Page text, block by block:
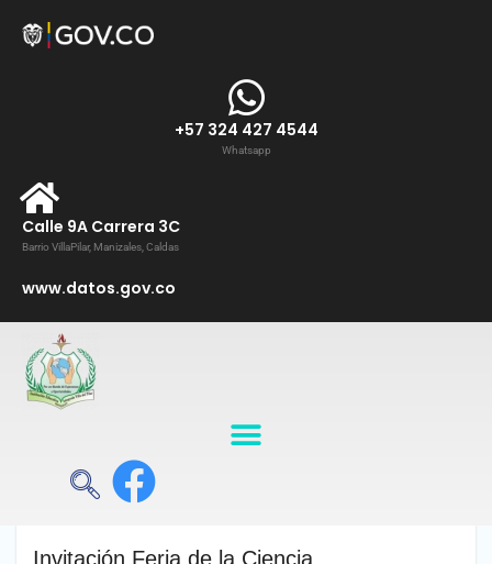
+57 324 427 4544
Whatsapp
Calle 9A Carrera 3C
Barrio VillaPilar, Manizales, Caldas
www.datos.gov.co
Invitación Feria de la Ciencia